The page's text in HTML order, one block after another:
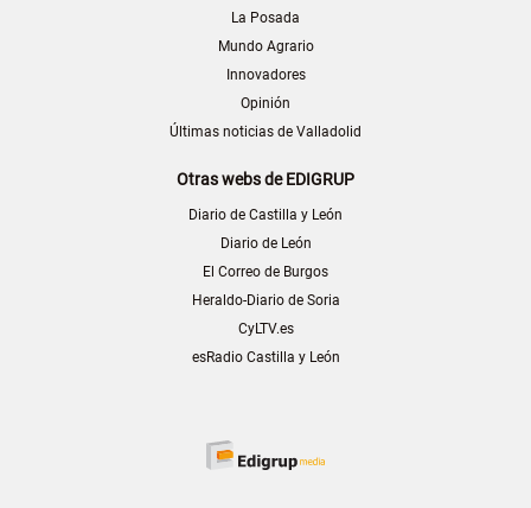
La Posada
Mundo Agrario
Innovadores
Opinión
Últimas noticias de Valladolid
Otras webs de EDIGRUP
Diario de Castilla y León
Diario de León
El Correo de Burgos
Heraldo-Diario de Soria
CyLTV.es
esRadio Castilla y León